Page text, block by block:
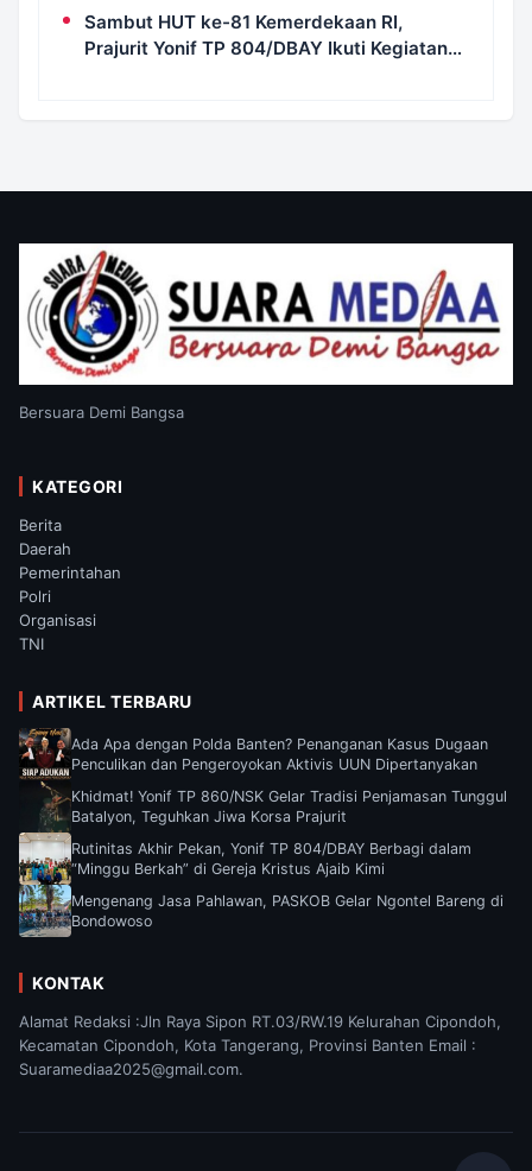
Sambut HUT ke-81 Kemerdekaan RI,
Prajurit Yonif TP 804/DBAY Ikuti Kegiatan
Bersuara Demi Bangsa
KATEGORI
Berita
Daerah
Pemerintahan
Polri
Organisasi
TNI
ARTIKEL TERBARU
Ada Apa dengan Polda Banten? Penanganan Kasus Dugaan
Penculikan dan Pengeroyokan Aktivis UUN Dipertanyakan
Khidmat! Yonif TP 860/NSK Gelar Tradisi Penjamasan Tunggul
Batalyon, Teguhkan Jiwa Korsa Prajurit
Rutinitas Akhir Pekan, Yonif TP 804/DBAY Berbagi dalam
“Minggu Berkah” di Gereja Kristus Ajaib Kimi
Mengenang Jasa Pahlawan, PASKOB Gelar Ngontel Bareng di
Bondowoso
KONTAK
Alamat Redaksi :Jln Raya Sipon RT.03/RW.19 Kelurahan Cipondoh,
Kecamatan Cipondoh, Kota Tangerang, Provinsi Banten Email :
Suaramediaa2025@gmail.com.